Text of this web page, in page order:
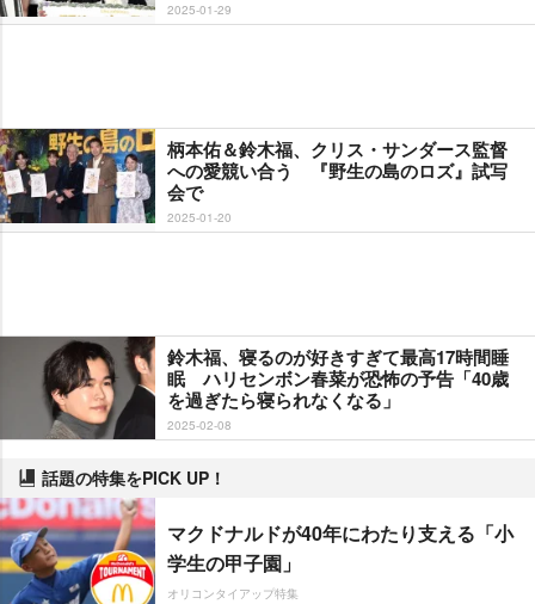
2025-01-29
柄本佑＆鈴木福、クリス・サンダース監督
への愛競い合う 『野生の島のロズ』試写
会で
2025-01-20
鈴木福、寝るのが好きすぎて最高17時間睡
眠 ハリセンボン春菜が恐怖の予告「40歳
を過ぎたら寝られなくなる」
2025-02-08
話題の特集をPICK UP！
マクドナルドが40年にわたり支える「小
学生の甲子園」
オリコンタイアップ特集